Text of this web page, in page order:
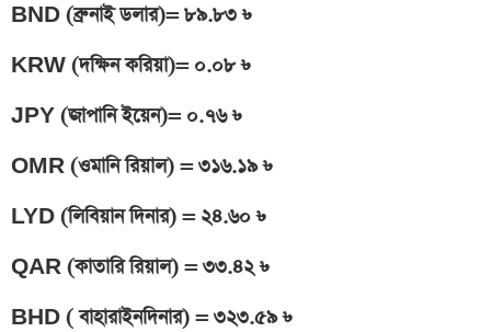
BND (ব্রুনাই ডলার)= ৮৯.৮৩ ৳
KRW (দক্ষিন করিয়া)= ০.০৮ ৳
JPY (জাপানি ইয়েন)= ০.৭৬ ৳
OMR (ওমানি রিয়াল) = ৩১৬.১৯ ৳
LYD (লিবিয়ান দিনার) = ২৪.৬০ ৳
QAR (কাতারি রিয়াল) = ৩৩.৪২ ৳
BHD ( বাহারাইনদিনার) = ৩২৩.৫৯ ৳